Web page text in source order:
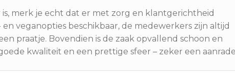
is, merk je echt dat er met zorg en klantgerichtheid
veganopties beschikbaar, de medewerkers zijn altijd
praatje. Bovendien is de zaak opvallend schoon en
kwaliteit en een prettige sfeer – zeker een